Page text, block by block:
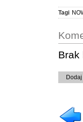
Tagi
Brak